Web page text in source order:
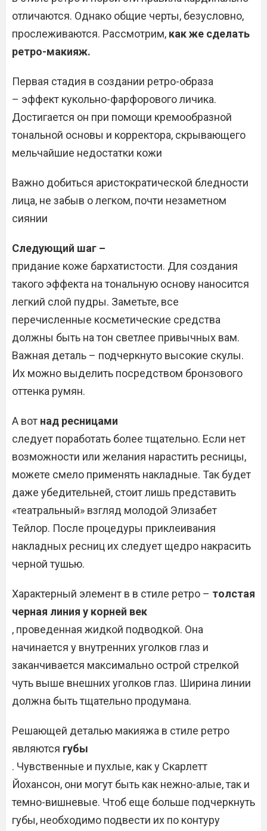
отличаются. Однако общие черты, безусловно,
прослеживаются. Рассмотрим, как же сделать
ретро-макияж.
Первая стадия в создании ретро-образа
– эффект кукольно-фарфорового личика.
Достигается он при помощи кремообразной
тональной основы и корректора, скрывающего
мельчайшие недостатки кожи
Важно добиться аристократической бледности
лица, не забыв о легком, почти незаметном
сиянии
Следующий шаг –
придание коже бархатистости. Для создания
такого эффекта на тональную основу наносится
легкий слой пудры. Заметьте, все
перечисленные косметические средства
должны быть на тон светлее привычных вам.
Важная деталь – подчеркнуто высокие скулы.
Их можно выделить посредством бронзового
оттенка румян.
А вот над ресницами
следует поработать более тщательно. Если нет
возможности или желания нарастить ресницы,
можете смело применять накладные. Так будет
даже убедительней, стоит лишь представить
«театральный» взгляд молодой Элизабет
Тейлор. После процедуры приклеивания
накладных ресниц их следует щедро накрасить
черной тушью.
Характерный элемент в в стиле ретро – толстая
черная линия у корней век
, проведенная жидкой подводкой. Она
начинается у внутренних уголков глаз и
заканчивается максимально острой стрелкой
чуть выше внешних уголков глаз. Ширина линии
должна быть тщательно продумана.
Решающей деталью макияжа в стиле ретро
являются губы
. Чувственные и пухлые, как у Скарлетт
Йохансон, они могут быть как нежно-алые, так и
темно-вишневые. Чтоб еще больше подчеркнуть
губы, необходимо подвести их по контуру